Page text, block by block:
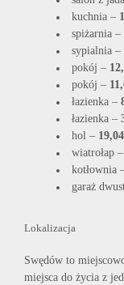
kuchnia –
spiżarnia –
sypialnia –
pokój –
pokój –
łazienka –
łazienka –
hol –
wiatrołap –
kotłownia
garaż
Lokalizacja
Swędów to
miejsca do życia z